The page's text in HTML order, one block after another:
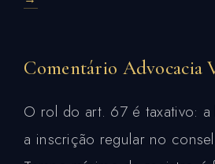
Comentário Advocacia
O rol do art. 67 é taxativo: a
a inscrição regular no